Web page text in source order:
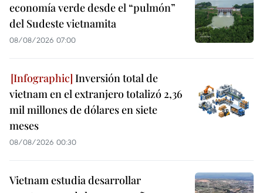
economía verde desde el “pulmón”
del Sudeste vietnamita
08/08/2026 07:00
Inversión total de
vietnam en el extranjero totalizó 2,36
mil millones de dólares en siete
meses
08/08/2026 00:30
Vietnam estudia desarrollar